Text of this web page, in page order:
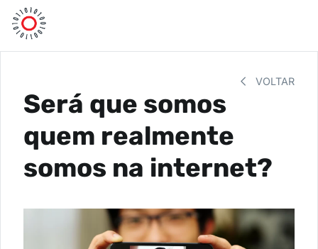
VOLTAR
Será que somos
quem realmente
somos na internet?